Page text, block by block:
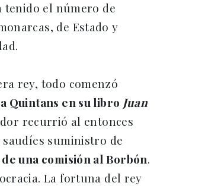
tenido el número de
de Estado y
rey, todo comenzó
Quintans en su libro Juan
recurrió al entonces
suministro de
una comisión al Borbón.
La fortuna del rey